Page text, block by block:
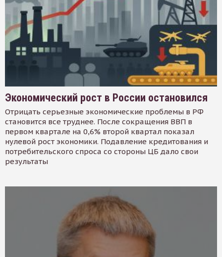
Экономический рост в России остановился
Отрицать серьезные экономические проблемы в РФ
становится все труднее. После сокращения ВВП в
первом квартале на 0,6% второй квартал показал
нулевой рост экономики. Подавление кредитования и
потребительского спроса со стороны ЦБ дало свои
результаты